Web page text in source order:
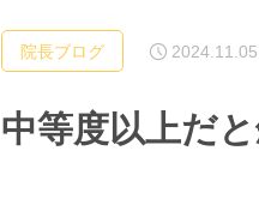
院長ブログ 2024.11.05
中等度以上だ